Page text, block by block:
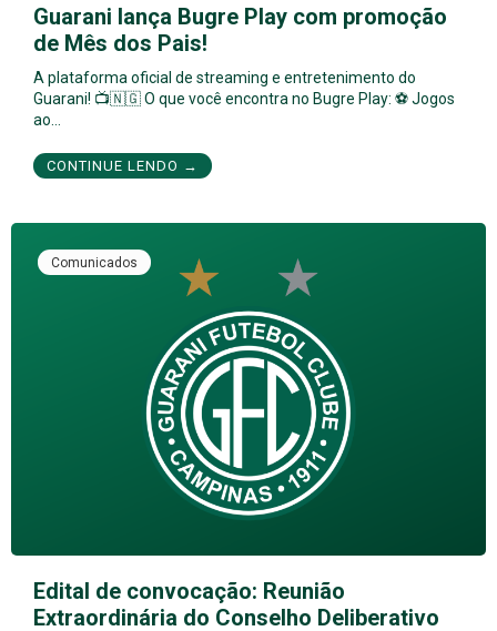
Guarani lança Bugre Play com promoção
de Mês dos Pais!
A plataforma oficial de streaming e entretenimento do
Guarani! 📺🇳🇬 O que você encontra no Bugre Play: ⚽ Jogos
ao…
CONTINUE LENDO →
Comunicados
Edital de convocação: Reunião
Extraordinária do Conselho Deliberativo